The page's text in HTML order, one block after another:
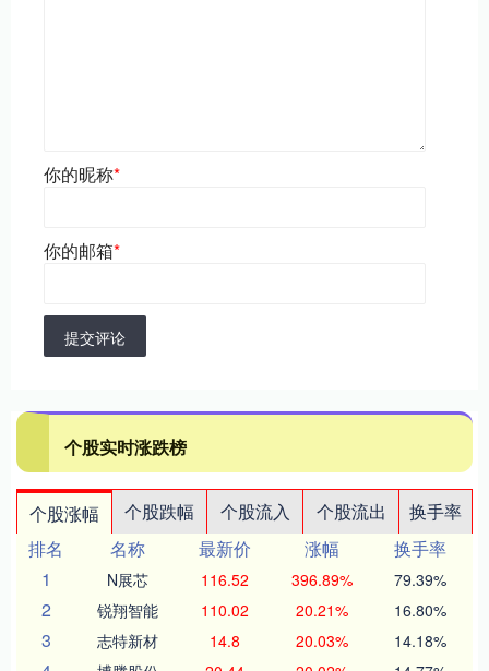
你的昵称*
你的邮箱*
提交评论
个股实时涨跌榜
个股涨幅 个股跌幅 个股流入 个股流出
换手率
排名
名称 最新价 涨幅
换手率
1
N展芯 116.52 396.89% 79.39%
2 锐翔智能 110.02 20.21% 16.80%
3 志特新材 14.8 20.03% 14.18%